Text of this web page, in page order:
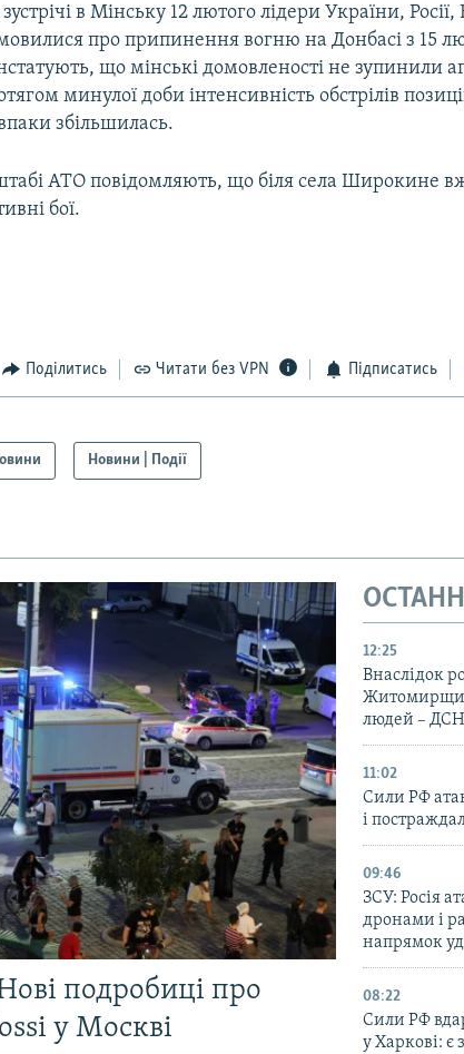
в Мінську 12 лютого лідери України,
про припинення вогню на Донбасі з 15
що мінські домовленості не зупинили
минулої доби інтенсивність обстрілів
збільшилась.
АТО повідомляють, що біля села Широкине
бої.
Поділитись Читати без VPN Підписатись
Новини | Події
подробиці про
у Москві
12:25
Внаслідок
людей –
11:02
Сили РФ
і
09:46
ЗСУ: Росія
дронами і
напрямок
08:22
Сили РФ
у Харкові: є